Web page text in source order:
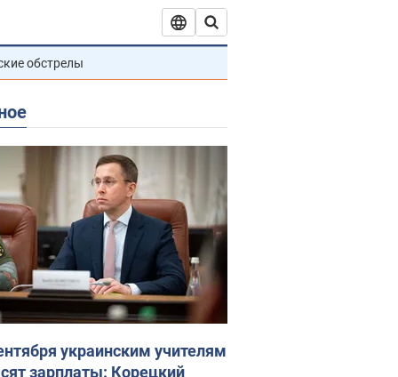
обстрелы
украинским учителям
зарплаты: Корецкий